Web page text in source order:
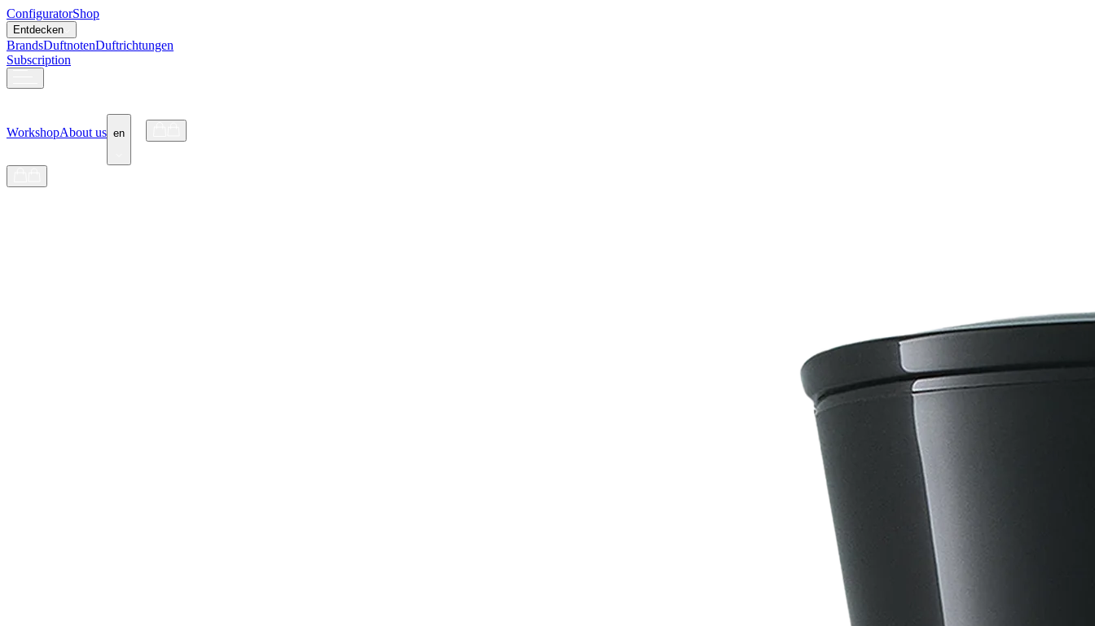
ConfiguratorShop
Entdecken
BrandsDuftnotenDuftrichtungen
Subscription
WorkshopAbout us en